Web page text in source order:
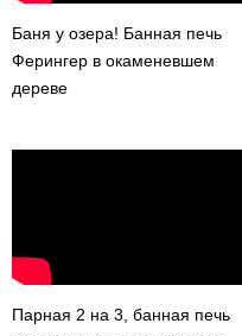
Баня у озера! Банная печь
Ферингер в окаменевшем
дереве
Парная 2 на 3, банная печь